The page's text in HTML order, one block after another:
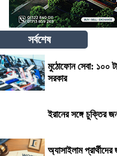
সর্বশেষ
মুঠোফোন সেবা: ১০০
সরকার
ইরানের সঙ্গে চুক্তির
অ্যাসাইলাম